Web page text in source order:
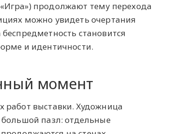
продолжают тему перехода
можно увидеть очертания
становится
и идентичности.
момент
выставки. Художница
пазл: отдельные